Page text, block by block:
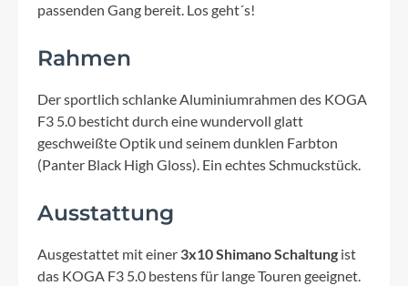
passenden Gang bereit. Los geht´s!
Rahmen
Der sportlich schlanke Aluminiumrahmen des KOGA
F3 5.0 besticht durch eine wundervoll glatt
geschweißte Optik und seinem dunklen Farbton
(Panter Black High Gloss). Ein echtes Schmuckstück.
Ausstattung
Ausgestattet mit einer 3x10 Shimano Schaltung ist
das KOGA F3 5.0 bestens für lange Touren geeignet.